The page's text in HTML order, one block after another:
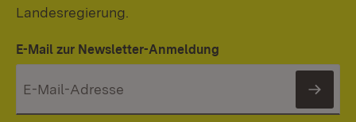
Landesregierung.
E-Mail zur Newsletter-Anmeldung